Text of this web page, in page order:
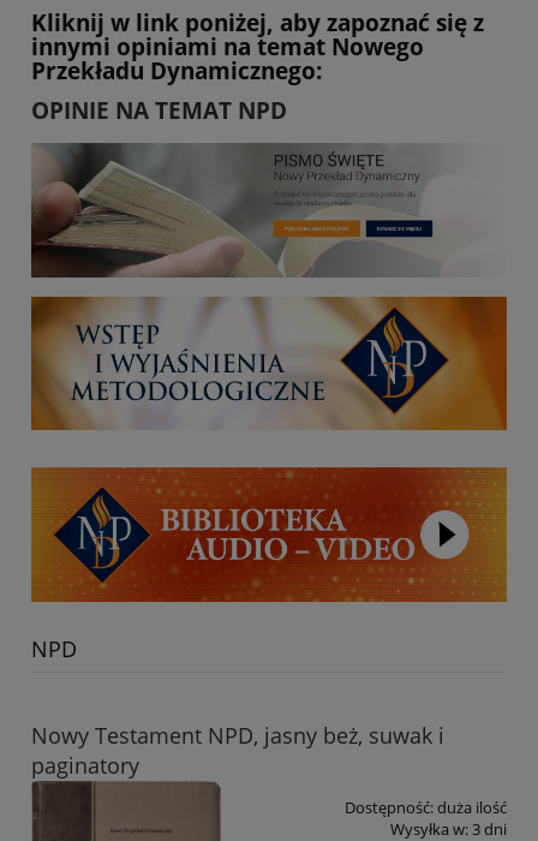
Kliknij w link poniżej, aby zapoznać się z
innymi opiniami na temat Nowego
Przekładu Dynamicznego:
OPINIE NA TEMAT NPD
NPD
Nowy Testament NPD, jasny beż, suwak i
paginatory
Dostępność:duża ilość
Wysyłka w:3 dni